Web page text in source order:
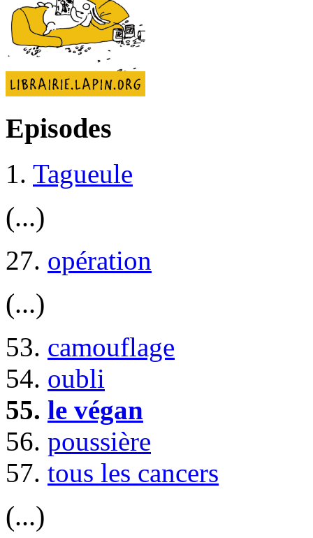
Episodes
1. Tagueule
(...)
27. opération
(...)
53. camouflage
54. oubli
55. le végan
56. poussière
57. tous les cancers
(...)